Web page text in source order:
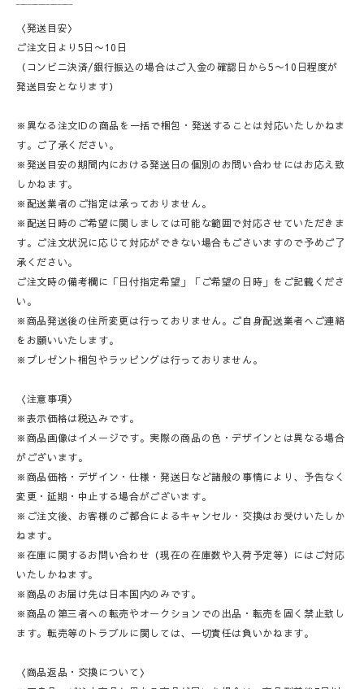
‾‾‾‾‾‾‾‾‾‾‾‾‾‾‾
〈発送目安〉
ご注文日より5日〜10日
（コンビニ決済/銀行振込の場合はご入金の確認日から5〜10日程度が
発送目安となります）
※異なる注文IDの商品を一括で梱包・発送することは対応いたしかねま
す。ご了承ください。
※発送目安の期間内における発送日の個別のお問い合わせにはお応え致
しかねます。
※配送業者のご指定は承っておりません。
※配送日時のご希望に関しましては可能な範囲で対応させていただきま
す。ご注文状況に応じて対応ができない場合もごさいますので予めご了
承ください。
ご注文時の備考欄に「日付指定希望」「ご希望の日時」をご記載くださ
い。
※商品発送後の住所変更は行っておりません。ご自身配送業者へご連絡
をお願いいたします。
※プレゼント梱包やラッピングは行っておりません。
〈注意事項〉
※表示価格は税込みです。
※商品画像はイメージです。実際の商品の色・デザインとは異なる場合
がございます。
※商品価格・デザイン・仕様・発送日など諸般の事情により、予告なく
変更・延期・中止する場合がございます。
※ご注文後、お客様のご都合によるキャンセル・交換はお受けいたしか
ねます。
※在庫に関するお問い合わせ（現在の在庫数や入荷予定等）にはご対応
いたしかねます。
※商品のお届け先は日本国内のみです。
※商品の第三者への転売やオークションでの出品・転売を固く禁止致し
ます。転売等のトラブルに関しては、一切責任は負いかねます。
〈商品返品・交換について〉